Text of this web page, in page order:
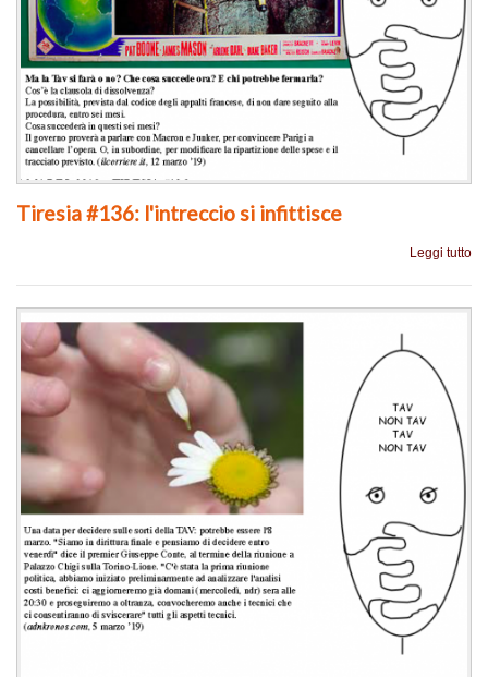
Tiresia #136: l'intreccio si infittisce
Leggi tutto